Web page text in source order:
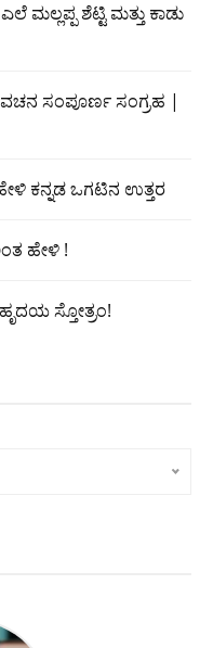
ಮಲ್ಲಪ್ಪ ಶೆಟ್ಟಿ ಮತ್ತು ಕಾಡು
ವಚನ ಸಂಪೂರ್ಣ ಸಂಗ್ರಹ |
ಕನ್ನಡ ಒಗಟಿನ ಉತ್ತರ
ಹೇಳಿ !
ಸ್ತೋತ್ರಂ!